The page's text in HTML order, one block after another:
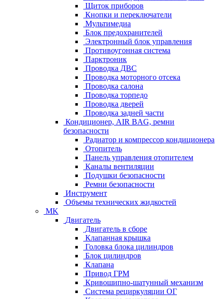
Щиток приборов
Кнопки и переключатели
Мультимедиа
Блок предохранителей
Электронный блок управления
Противоугонная система
Парктроник
Проводка ДВС
Проводка моторного отсека
Проводка салона
Проводка торпедо
Проводка дверей
Проводка задней части
Кондиционер, AIR BAG, ремни
безопасности
Радиатор и компрессор кондиционера
Отопитель
Панель управления отопителем
Каналы вентиляции
Подушки безопасности
Ремни безопасности
Инструмент
Объемы технических жидкостей
MK
Двигатель
Двигатель в сборе
Клапанная крышка
Головка блока цилиндров
Блок цилиндров
Клапана
Привод ГРМ
Кривошипно-шатунный механизм
Система рециркуляции ОГ